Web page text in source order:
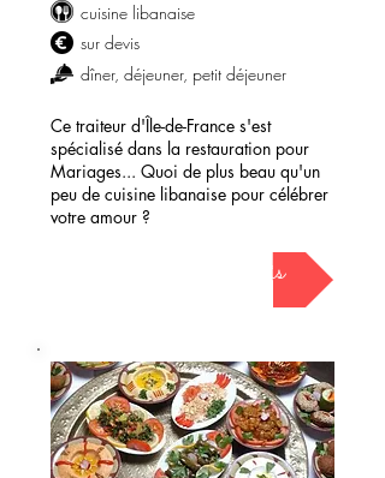
cuisine libanaise
sur devis
dîner, déjeuner, petit déjeuner
Ce traiteur d'Île-de-France s'est
spécialisé dans la restauration pour
Mariages... Quoi de plus beau qu'un
peu de cuisine libanaise pour célébrer
votre amour ?
demander mon devis